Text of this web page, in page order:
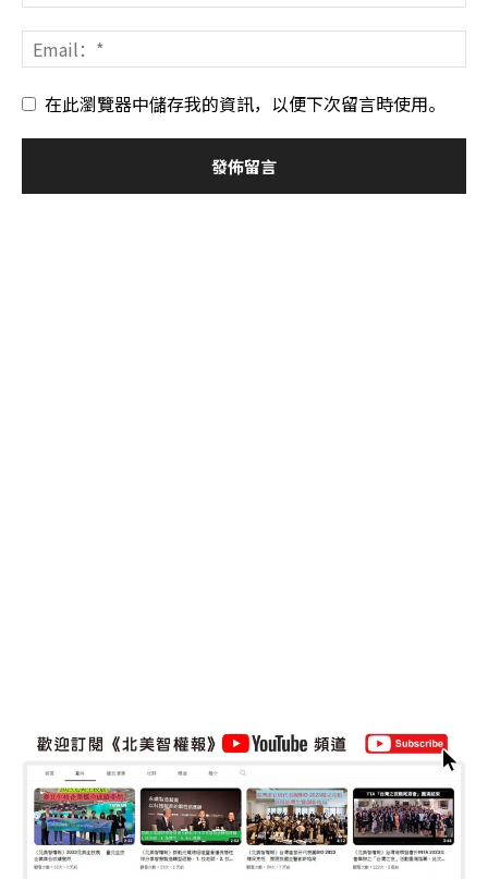
在此瀏覽器中儲存我的資訊，以便下次留言時使用。